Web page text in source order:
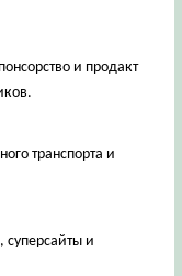
и продакт
транспорта и
и